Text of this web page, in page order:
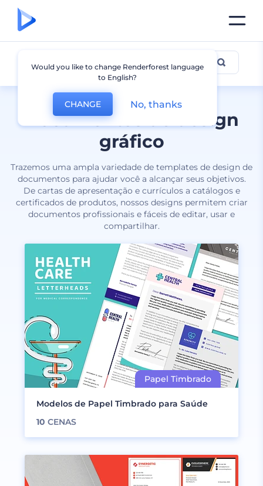
Documentos de design
gráfico
Trazemos uma ampla variedade de templates de design de
documentos para ajudar você a alcançar seus objetivos.
De cartas de apresentação e currículos a catálogos e
certificados de produtos, nossos designs permitem criar
documentos profissionais e fáceis de editar, usar e
compartilhar.
Documentos
Modelos de Papel Timbrado para Saúde
10 CENAS
Would you like to change Renderforest language
to English?
CHANGE No, thanks